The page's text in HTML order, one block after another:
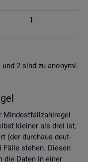
1
und 2 sind zu an­ony­mi­
Min­dest­fall­zahl­re­gel
klei­ner als drei ist,
(der durch­aus deut­
ste­hen. Die­sen
die Daten in einer